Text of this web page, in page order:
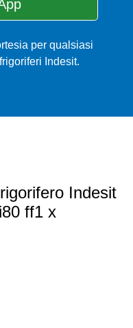
per qualsiasi
Indesit.
Indesit
ff1 x